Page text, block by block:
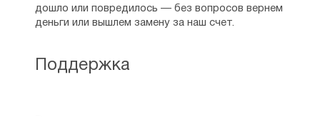
Иоанна Богослова — 123
▪ Праздник святителя и чудотворца Николая —
Поддержка
дошло или повредилось — без вопросов вернем
деньги или вышлем замену за наш счет.